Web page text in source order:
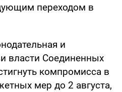
переходом в
и
власти Соединенных
компромисса в
мер до 2 августа,